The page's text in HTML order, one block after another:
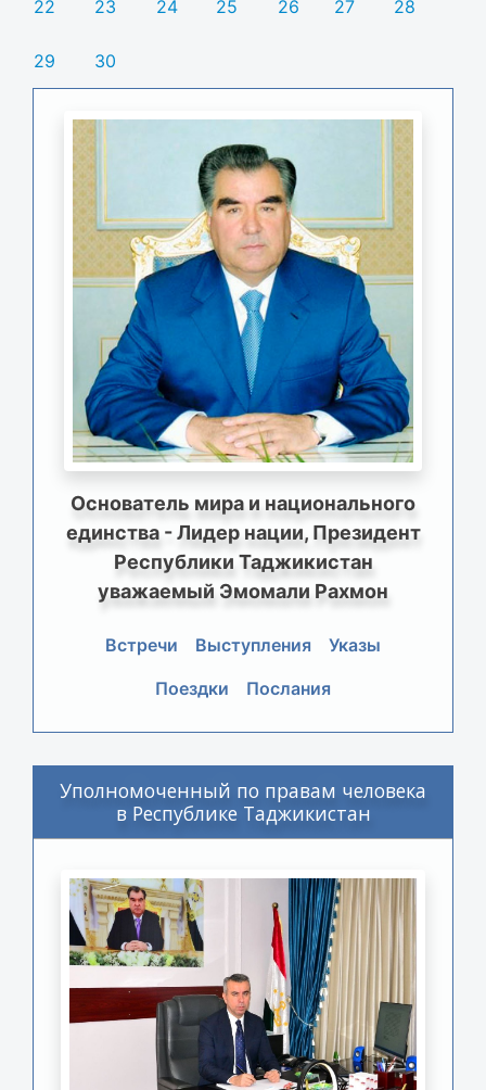
22 23 24 25 26 27 28
29 30
Основатель мира и национального
единства - Лидер нации, Президент
Республики Таджикистан
уважаемый Эмомали Рахмон
Встречи Выступления
Указы
Поездки
Послания
Уполномоченный по правам человека
в Республике Таджикистан